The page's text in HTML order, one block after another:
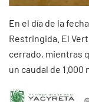
En el día de la
Restringida. El
cerrado, mientras
un caudal de 1.000